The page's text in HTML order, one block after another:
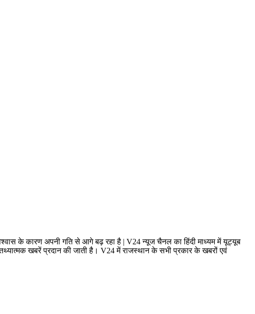
के कारण अपनी गति से आगे बढ़ रहा है | V24 न्यूज चैनल का हिंदी माध्यम में यूट्यूब
खबरें प्रदान की जाती है। V24 में राजस्थान के सभी प्रकार के खबरों एवं